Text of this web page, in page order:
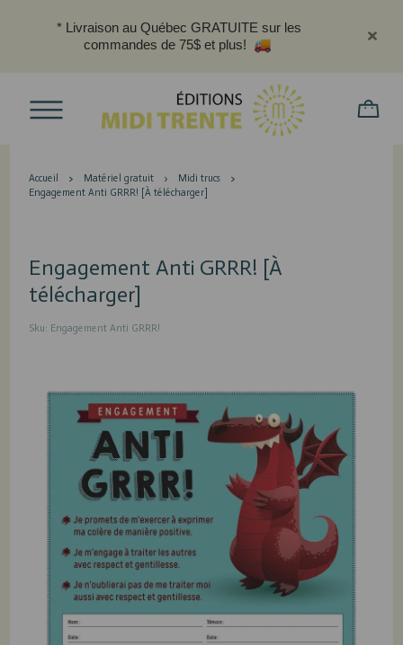
* Livraison au Québec GRATUITE sur les
commandes de 75$ et plus!
Accueil Matériel gratuit
Midi trucs
Engagement Anti GRRR! [À télécharger]
Engagement Anti GRRR! [À
télécharger]
Sku: Engagement Anti GRRR!